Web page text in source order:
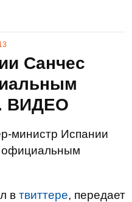
Санчес
ВИДЕО
министр Испании
официальным
в твиттере, передает